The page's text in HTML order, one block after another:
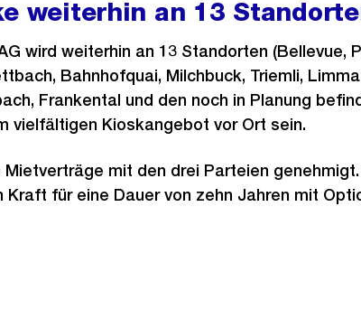
weiterhin an 13
wird weiterhin an 13 Standorten (Bellevue,
Bahnhofquai, Milchbuck, Triemli,
Frankental und den noch in Planung
vielfältigen Kioskangebot vor Ort sein.
mit den drei Parteien
Kraft für eine Dauer von zehn Jahren mit